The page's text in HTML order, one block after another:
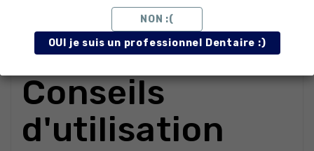
Acier inoxydable: rigidité et durabilité
Stérilisation autoclave 134 °C
Conseils
d'utilisation
NON :(
OUI je suis un professionnel Dentaire :)